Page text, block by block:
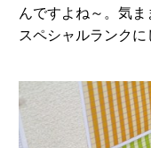
んですよね～。気
スペシャルランクに